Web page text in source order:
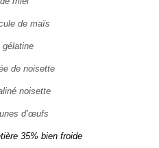
de maïs
gélatine
de noisette
noisette
d’œufs
35% bien froide